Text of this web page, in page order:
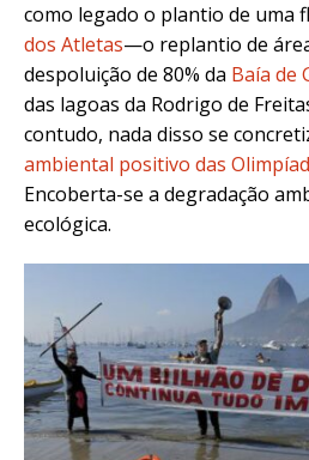
como legado o plantio de uma
dos Atletas—o replantio de
despoluição de 80% da Baía de
das lagoas da Rodrigo de
contudo, nada disso se
ambiental positivo das
Encoberta-se a degradação
ecológica.